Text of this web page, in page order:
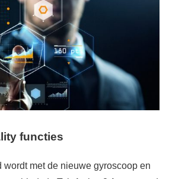
functies
met de nieuwe gyroscoop en